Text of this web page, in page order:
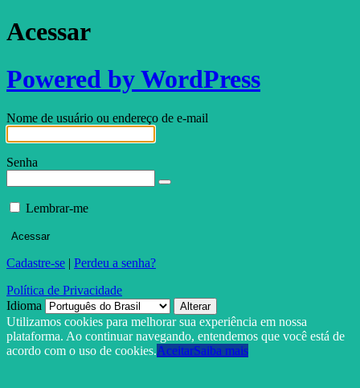
Acessar
Powered by WordPress
Nome de usuário ou endereço de e-mail
Senha
Lembrar-me
Cadastre-se | Perdeu a senha?
Política de Privacidade
Idioma
Utilizamos cookies para melhorar sua experiência em nossa
plataforma. Ao continuar navegando, entendemos que você está de
acordo com o uso de cookies.AceitarSaiba mais